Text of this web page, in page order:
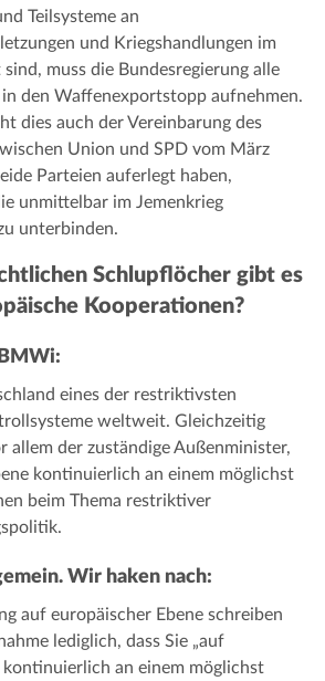
Teilsysteme an
und Kriegshandlungen im
muss die Bundesregierung alle
den Waffenexportstopp aufnehmen.
dies auch der Vereinbarung des
Union und SPD vom März
Parteien auferlegt haben,
unmittelbar im Jemenkrieg
unterbinden.
Schlupflöcher gibt es
Kooperationen?
eines der restriktivsten
weltweit. Gleichzeitig
allem der zuständige Außenminister,
kontinuierlich an einem möglichst
beim Thema restriktiver
Wir haken nach:
auf europäischer Ebene schreiben
lediglich, dass Sie „auf
kontinuierlich an einem möglichst